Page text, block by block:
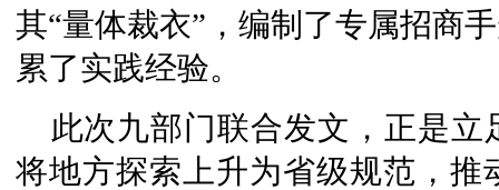
其“量体裁衣”，编制了专属招商
累了实践经验。
此次九部门联合发文，正是
将地方探索上升为省级规范，